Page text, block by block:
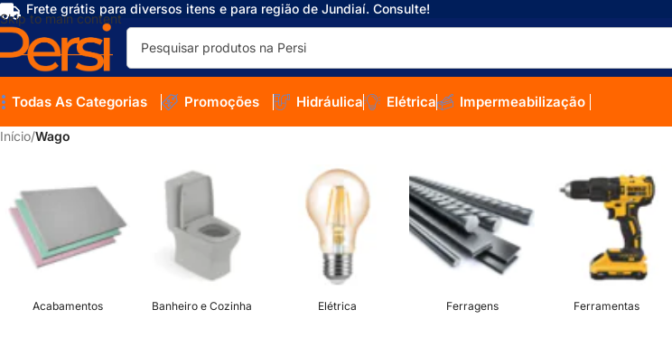
Skip to main content
Frete grátis para diversos itens e para região de Jundiaí. Consulte!
Todas As Categorias Promoções Hidráulica Elétrica Impermeabilização
Início/Wago
Acabamentos Banheiro e Cozinha Elétrica Ferragens Ferramentas